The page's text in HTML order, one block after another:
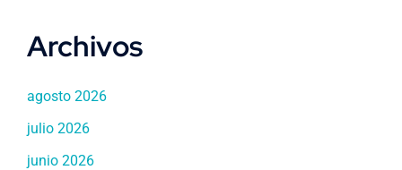
Archivos
agosto 2026
julio 2026
junio 2026